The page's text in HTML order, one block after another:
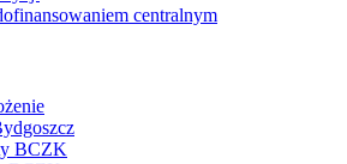
centralnym
BCZK